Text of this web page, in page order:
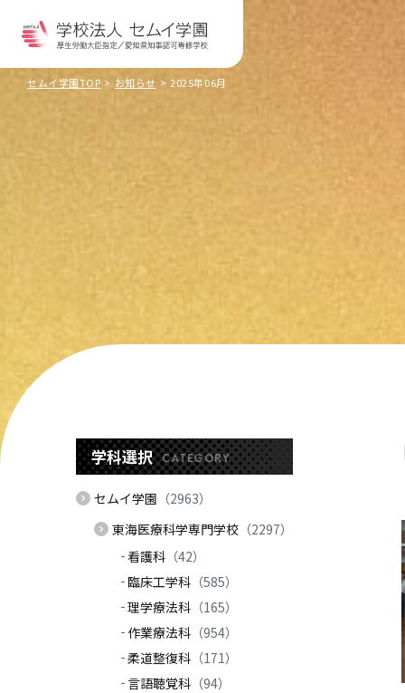
セムイ学園TOP お知らせ 2025年06月
学科選択 CATEGORY
セムイ学園 （2963）
東海医療科学専門学校 （2297）
看護科 （42）
臨床工学科 （585）
理学療法科 （165）
作業療法科 （954）
柔道整復科 （171）
言語聴覚科 （94）